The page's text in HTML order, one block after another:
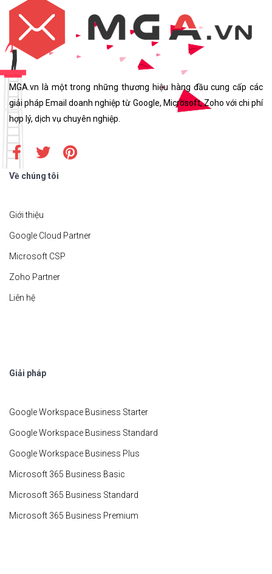
MGA.vn là một trong những thương hiệu hàng đầu cung cấp các
giải pháp Email doanh nghiệp từ Google, Microsoft, Zoho với chi phí
hợp lý, dịch vụ chuyên nghiệp.
Về chúng tôi
Giới thiệu
Google Cloud Partner
Microsoft CSP
Zoho Partner
Liên hệ
Giải pháp
Google Workspace Business Starter
Google Workspace Business Standard
Google Workspace Business Plus
Microsoft 365 Business Basic
Microsoft 365 Business Standard
Microsoft 365 Business Premium